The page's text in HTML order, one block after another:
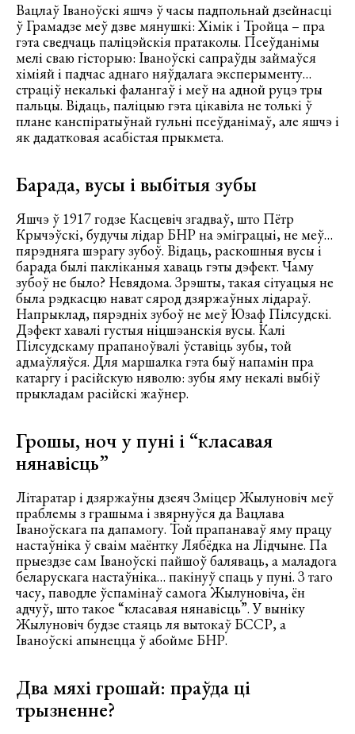
Вацлаў Іваноўскі яшчэ ў часы падпольнай дзейнасці
ў Грамадзе меў дзве мянушкі: Хімік і Тройца – пра
гэта сведчаць паліцэйскія пратаколы. Псеўданімы
мелі сваю гісторыю: Іваноўскі сапраўды займаўся
хіміяй і падчас аднаго няўдалага эксперыменту…
страціў некалькі фалангаў і меў на адной руцэ тры
пальцы. Відаць, паліцыю гэта цікавіла не толькі ў
плане канспіратыўнай гульні псеўданімаў, але яшчэ і
як дадатковая асабістая прыкмета.
Барада, вусы і выбітыя зубы
Яшчэ ў 1917 годзе Касцевіч згадваў, што Пётр
Крычэўскі, будучы лідар БНР на эміграцыі, не меў…
пярэдняга шэрагу зубоў. Відаць, раскошныя вусы і
барада былі пакліканыя хаваць гэты дэфект. Чаму
зубоў не было? Невядома. Зрэшты, такая сітуацыя не
была рэдкасцю нават сярод дзяржаўных лідараў.
Напрыклад, пярэдніх зубоў не меў Юзаф Пілсудскі.
Дэфект хавалі густыя ніцшэанскія вусы. Калі
Пілсудскаму прапаноўвалі ўставіць зубы, той
адмаўляўся. Для маршалка гэта быў напамін пра
катаргу і расійскую няволю: зубы яму некалі выбіў
прыкладам расійскі жаўнер.
Грошы, ноч у пуні і “класавая
нянавісць”
Літаратар і дзяржаўны дзеяч Зміцер Жылуновіч меў
праблемы з грашыма і звярнуўся да Вацлава
Іваноўскага па дапамогу. Той прапанаваў яму працу
настаўніка ў сваім маёнтку Лябёдка на Лідчыне. Па
прыездзе сам Іваноўскі пайшоў баляваць, а маладога
беларускага настаўніка… пакінуў спаць у пуні. З таго
часу, паводле ўспамінаў самога Жылуновіча, ён
адчуў, што такое “класавая нянавісць”. У выніку
Жылуновіч будзе стаяць ля вытокаў БССР, а
Іваноўскі апынецца ў абойме БНР.
Два мяхі грошай: праўда ці
трызненне?